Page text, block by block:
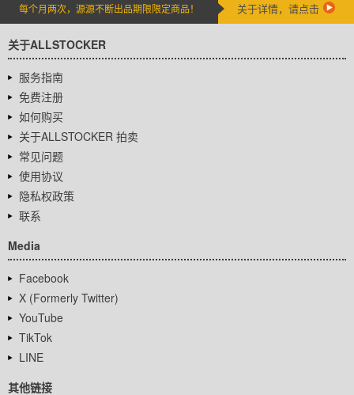
每个月两次，源源不断出品期限限定商品！ 关于详情，请点击
关于ALLSTOCKER
服务指南
免费注册
如何购买
关于ALLSTOCKER 拍卖
常见问题
使用协议
隐私权政策
联系
Media
Facebook
X (Formerly Twitter)
YouTube
TikTok
LINE
其他链接